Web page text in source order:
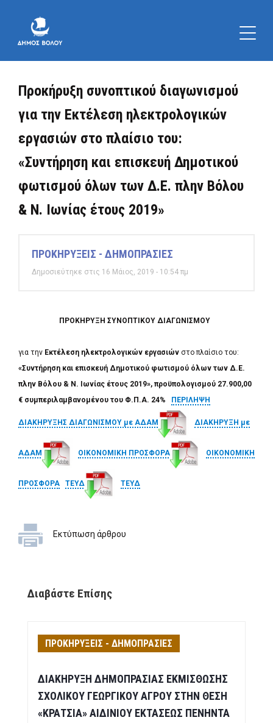
Προκήρυξη συνοπτικού διαγωνισμού
για την Εκτέλεση ηλεκτρολογικών
εργασιών στο πλαίσιο του:
«Συντήρηση και επισκευή Δημοτικού
φωτισμού όλων των Δ.Ε. πλην Βόλου
& Ν. Ιωνίας έτους 2019»
ΠΡΟΚΗΡΥΞΕΙΣ - ΔΗΜΟΠΡΑΣΙΕΣ
Δημοσιεύτηκε στις 16 Μάιος, 2019 - 10:54 πμ
ΠΡΟΚΗΡΥΞΗ ΣΥΝΟΠΤΙΚΟΥ ΔΙΑΓΩΝΙΣΜΟΥ
για την Εκτέλεση ηλεκτρολογικών εργασιών στο πλαίσιο του:
«Συντήρηση και επισκευή Δημοτικού φωτισμού όλων των Δ.Ε.
πλην Βόλου & Ν. Ιωνίας έτους 2019», προϋπολογισμού 27.900,00
€ συμπεριλαμβανομένου του Φ.Π.Α. 24%
ΠΕΡΙΛΗΨΗ
ΔΙΑΚΗΡΥΞΗΣ ΔΙΑΓΩΝΙΣΜΟΥ με ΑΔΑΜ ΔΙΑΚΗΡΥΞΗ με
ΑΔΑΜ ΟΙΚΟΝΟΜΙΚΗ ΠΡΟΣΦΟΡΑ ΟΙΚΟΝΟΜΙΚΗ
ΠΡΟΣΦΟΡΑ ΤΕΥΔ ΤΕΥΔ
Εκτύπωση άρθρου
Διαβάστε Επίσης
ΠΡΟΚΗΡΥΞΕΙΣ - ΔΗΜΟΠΡΑΣΙΕΣ
ΔΙΑΚΗΡΥΞΗ ΔΗΜΟΠΡΑΣΙΑΣ ΕΚΜΙΣΘΩΣΗΣ
ΣΧΟΛΙΚΟΥ ΓΕΩΡΓΙΚΟΥ ΑΓΡΟΥ ΣΤΗΝ ΘΕΣΗ
«ΚΡΑΤΣΙΑ» ΑΙΔΙΝΙΟΥ ΕΚΤΑΣΕΩΣ ΠΕΝΗΝΤΑ